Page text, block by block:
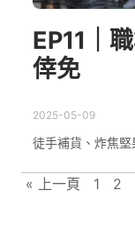
EP11｜
倖免
2025-05-09
徒手補貨、炸焦
« 上一頁 1 2